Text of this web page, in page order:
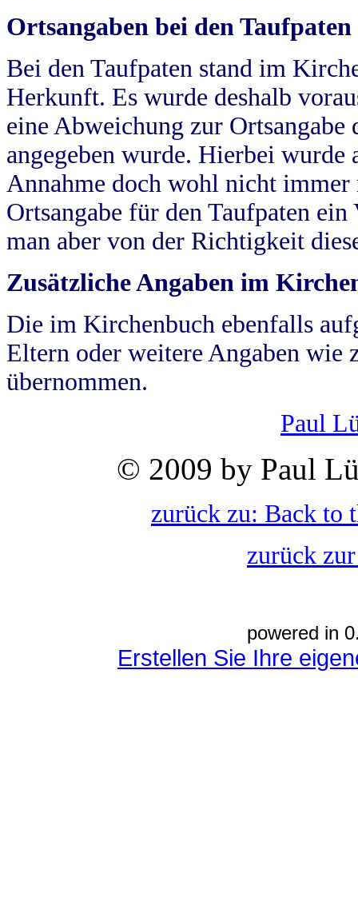
Ortsangaben bei den Taufpaten
Bei den Taufpaten stand im
Herkunft. Es wurde deshalb
eine Abweichung zur
angegeben wurde. Hierbei wurde
Annahme doch wohl nicht
Ortsangabe für den Taufpaten
man aber von der Richtigkeit
Zusätzliche Angaben im
Die im Kirchenbuch ebenfalls
Eltern oder weitere Angaben wie
übernommen.
Paul
© 2009 by Paul
zurück zu: Back to
zurück
powered in
Erstellen Sie Ihre